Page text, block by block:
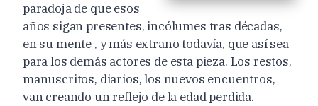
paradoja de que esos
años sigan presentes, incólumes tras décadas,
en su mente , y más extraño todavía, que así sea
para los demás actores de esta pieza. Los restos,
manuscritos, diarios, los nuevos encuentros,
van creando un reflejo de la edad perdida.